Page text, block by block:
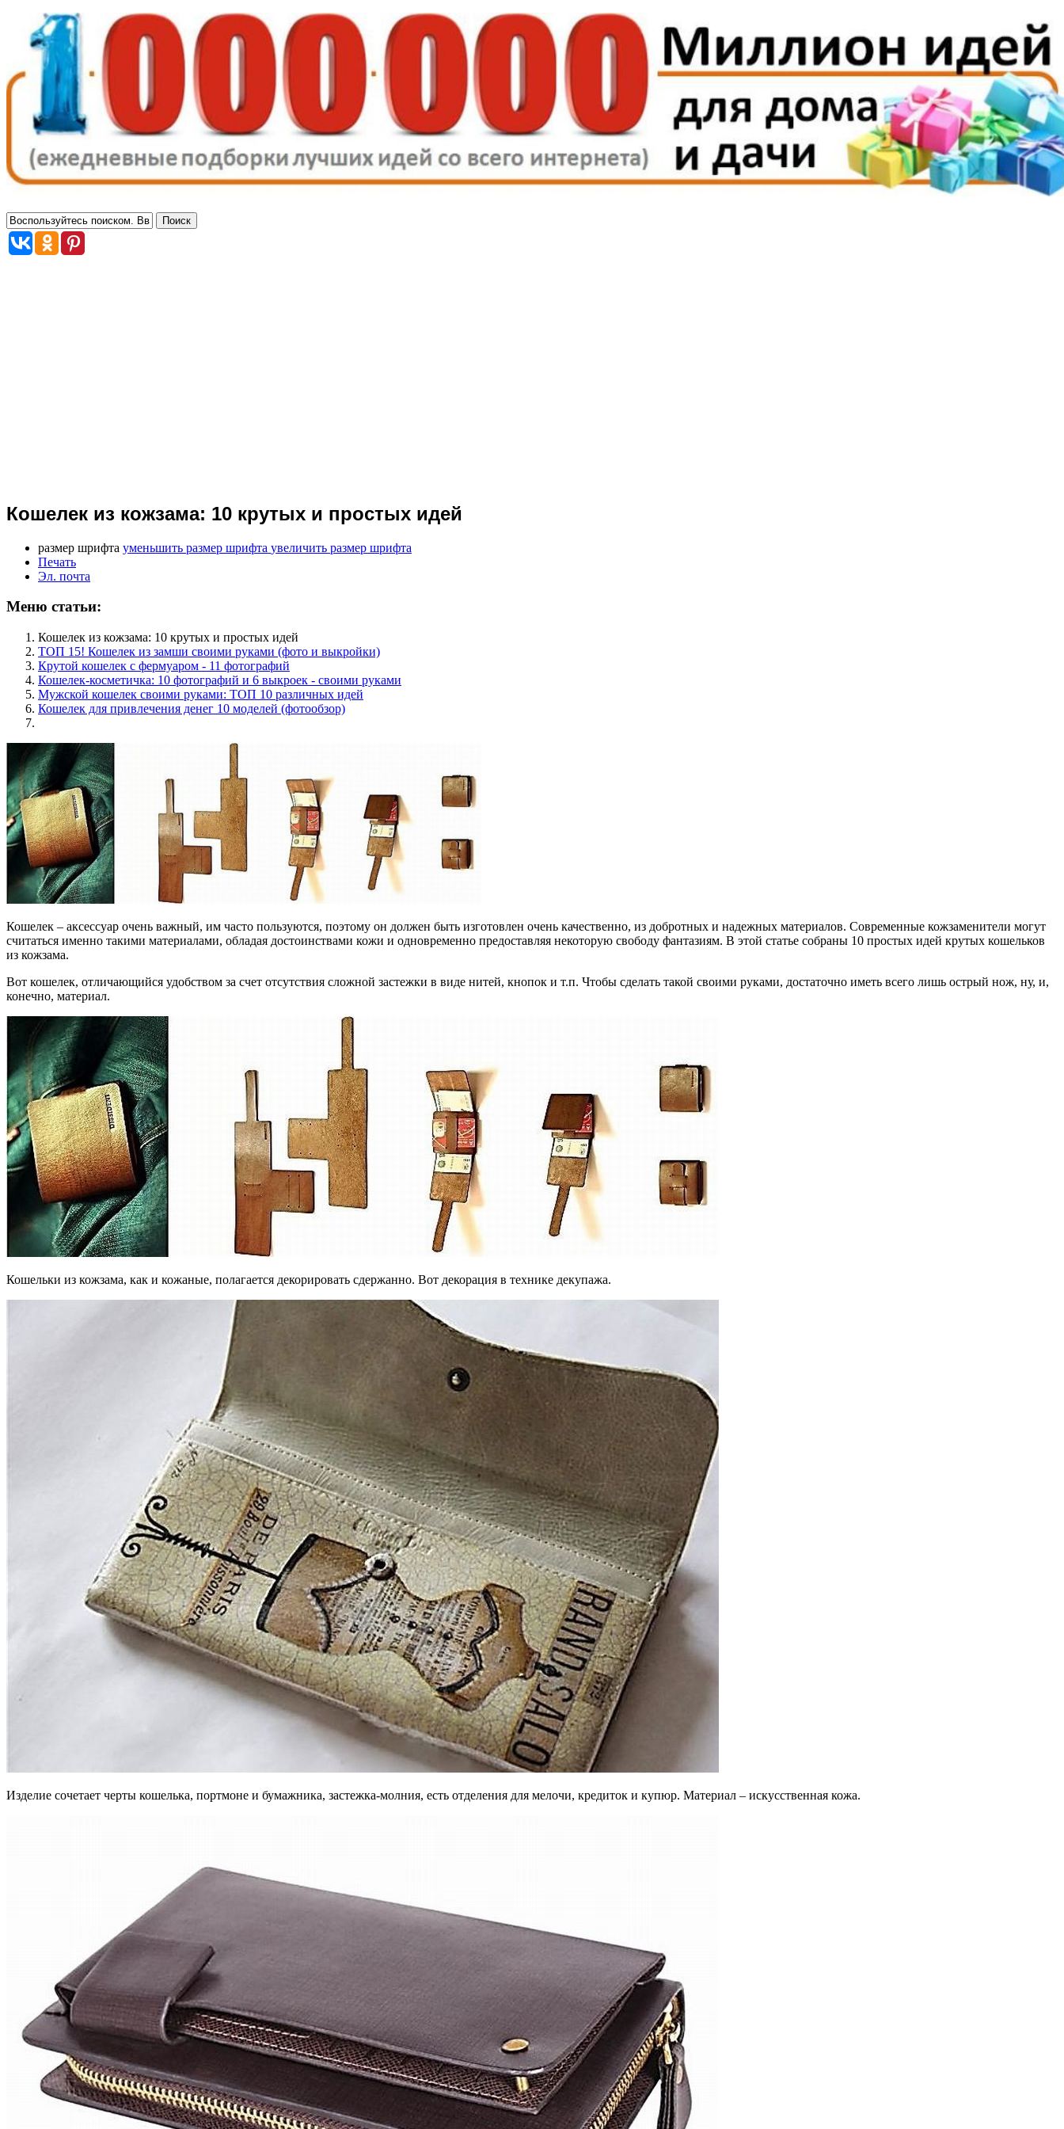
Кошелек из кожзама: 10 крутых и простых идей
размер шрифта уменьшить размер шрифта увеличить размер шрифта
Печать
Эл. почта
Меню статьи:
Кошелек из кожзама: 10 крутых и простых идей
ТОП 15! Кошелек из замши своими руками (фото и выкройки)
Крутой кошелек с фермуаром - 11 фотографий
Кошелек-косметичка: 10 фотографий и 6 выкроек - своими руками
Мужской кошелек своими руками: ТОП 10 различных идей
Кошелек для привлечения денег 10 моделей (фотообзор)
Кошелек – аксессуар очень важный, им часто пользуются, поэтому он должен быть изготовлен очень качественно, из добротных и надежных материалов. Современные кожзаменители могут
считаться именно такими материалами, обладая достоинствами кожи и одновременно предоставляя некоторую свободу фантазиям. В этой статье собраны 10 простых идей крутых кошельков
из кожзама.
Вот кошелек, отличающийся удобством за счет отсутствия сложной застежки в виде нитей, кнопок и т.п. Чтобы сделать такой своими руками, достаточно иметь всего лишь острый нож, ну, и,
конечно, материал.
Кошельки из кожзама, как и кожаные, полагается декорировать сдержанно. Вот декорация в технике декупажа.
Изделие сочетает черты кошелька, портмоне и бумажника, застежка-молния, есть отделения для мелочи, кредиток и купюр. Материал – искусственная кожа.